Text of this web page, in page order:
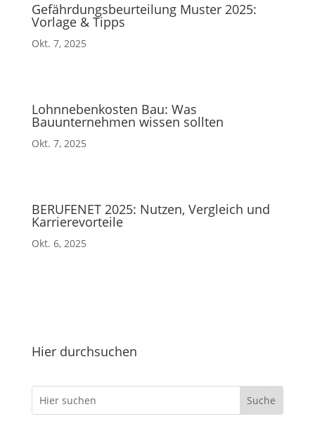
Gefährdungsbeurteilung Muster 2025:
Vorlage & Tipps
Okt. 7, 2025
Lohnnebenkosten Bau: Was
Bauunternehmen wissen sollten
Okt. 7, 2025
BERUFENET 2025: Nutzen, Vergleich und
Karrierevorteile
Okt. 6, 2025
Hier durchsuchen